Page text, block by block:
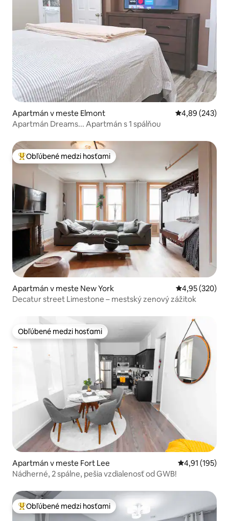
Apartmán v meste Elmont Priemerné
4,89 (243)
Apartmán Dreams... Apartmán s 1 spálňou
Najobľúbenejšie medzi hosťami
Obľúbené medzi hosťami
Apartmán v meste New York Priemerné
4,95 (320)
Decatur street Limestone – mestský zenový zážitok
Obľúbené medzi hosťami
Obľúbené medzi hosťami
Apartmán v meste Fort Lee Priemerné
4,91 (195)
Nádherné, 2 spálne, pešia vzdialenosť od GWB!
Najobľúbenejšie medzi hosťami
Obľúbené medzi hosťami